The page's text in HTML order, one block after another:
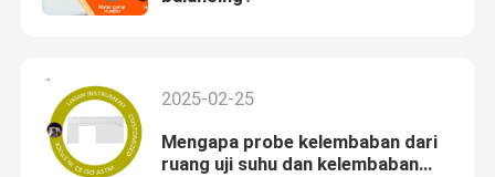
2025-02-25
Mengapa probe kelembaban dari
ruang uji suhu dan kelembaban